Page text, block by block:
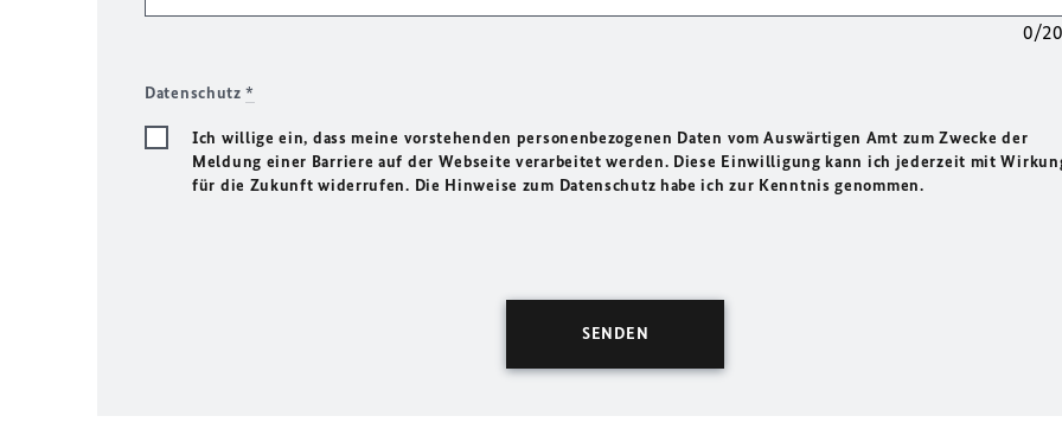
0/
Datenschutz*
Ich willige ein, dass meine vorstehenden personenbezogenen Daten vom Auswärtigen Amt zum Zwecke der
Meldung einer Barriere auf der Webseite verarbeitet werden. Diese Einwilligung kann ich jederzeit mit
für die Zukunft widerrufen. Die Hinweise zum Datenschutz habe ich zur Kenntnis genommen.